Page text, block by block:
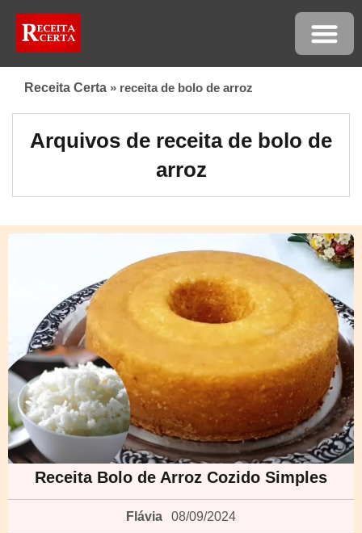
Receita Certa » receita de bolo de arroz
Arquivos de receita de bolo de
arroz
Receita Bolo de Arroz Cozido Simples
Flávia 08/09/2024